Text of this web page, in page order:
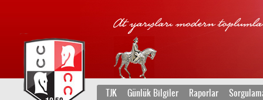
TJK Günlük Bilgiler Raporlar